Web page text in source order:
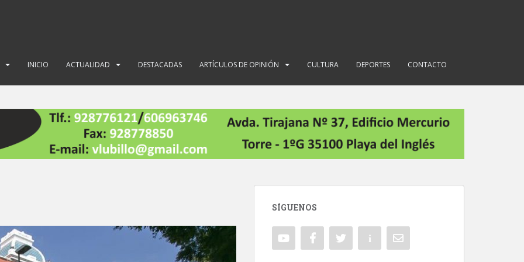
INICIO ACTUALIDAD DESTACADAS ARTÍCULOS DE OPINIÓN CULTURA DEPORTES CONTACTO
SÍGUENOS